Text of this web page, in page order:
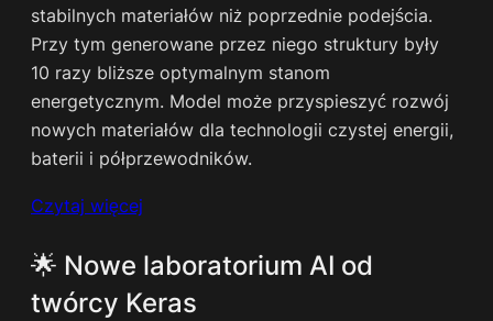
stabilnych materiałów niż poprzednie podejścia.
Przy tym generowane przez niego struktury były
10 razy bliższe optymalnym stanom
energetycznym. Model może przyspieszyć rozwój
nowych materiałów dla technologii czystej energii,
baterii i półprzewodników.
Czytaj więcej
🌟 Nowe laboratorium AI od
twórcy Keras